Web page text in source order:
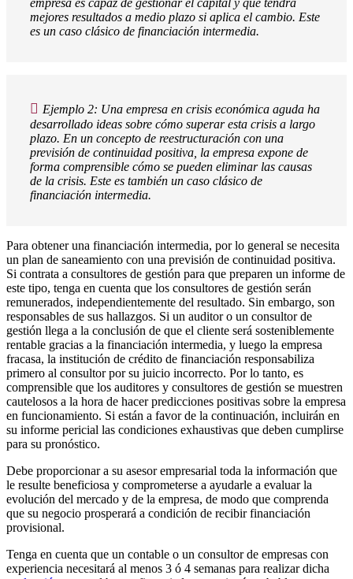
mejores resultados a medio plazo si aplica el cambio. Este
es un caso clásico de financiación intermedia.
Ejemplo 2: Una empresa en crisis económica aguda ha
desarrollado ideas sobre cómo superar esta crisis a largo
plazo. En un concepto de reestructuración con una
previsión de continuidad positiva, la empresa expone de
forma comprensible cómo se pueden eliminar las causas
de la crisis. Este es también un caso clásico de
financiación intermedia.
Para obtener una financiación intermedia, por lo general se necesita
un plan de saneamiento con una previsión de continuidad positiva.
Si contrata a consultores de gestión para que preparen un informe de
este tipo, tenga en cuenta que los consultores de gestión serán
remunerados, independientemente del resultado. Sin embargo, son
responsables de sus hallazgos. Si un auditor o un consultor de
gestión llega a la conclusión de que el cliente será sosteniblemente
rentable gracias a la financiación intermedia, y luego la empresa
fracasa, la institución de crédito de financiación responsabiliza
primero al consultor por su juicio incorrecto. Por lo tanto, es
comprensible que los auditores y consultores de gestión se muestren
cautelosos a la hora de hacer predicciones positivas sobre la empresa
en funcionamiento. Si están a favor de la continuación, incluirán en
su informe pericial las condiciones exhaustivas que deben cumplirse
para su pronóstico.
Debe proporcionar a su asesor empresarial toda la información que
le resulte beneficiosa y comprometerse a ayudarle a evaluar la
evolución del mercado y de la empresa, de modo que comprenda
que su negocio prosperará a condición de recibir financiación
provisional.
Tenga en cuenta que un contable o un consultor de empresas con
experiencia necesitará al menos 3 ó 4 semanas para realizar dicha